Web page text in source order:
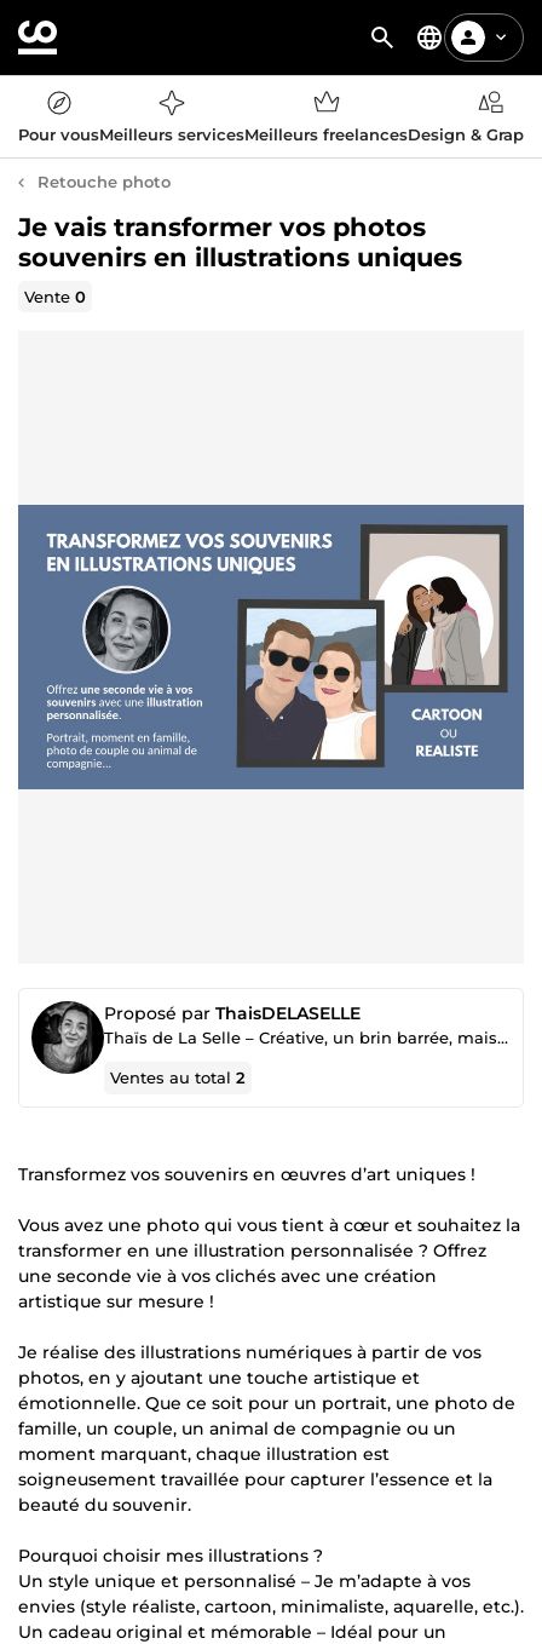
Pour vousMeilleurs servicesMeilleurs freelancesDesign &
Retouche photo
Je vais transformer vos photos
souvenirs en illustrations uniques
Vente0
Proposé par ThaisDELASELLE
Thaïs de La Selle – Créative, un brin barrée, mais toujours inspirée ! 🎨
Ventes au total2
Transformez vos souvenirs en œuvres d’art uniques !
Vous avez une photo qui vous tient à cœur et souhaitez la
transformer en une illustration personnalisée ? Offrez
une seconde vie à vos clichés avec une création
artistique sur mesure !
Je réalise des illustrations numériques à partir de vos
photos, en y ajoutant une touche artistique et
émotionnelle. Que ce soit pour un portrait, une photo de
famille, un couple, un animal de compagnie ou un
moment marquant, chaque illustration est
soigneusement travaillée pour capturer l’essence et la
beauté du souvenir.
Pourquoi choisir mes illustrations ?
Un style unique et personnalisé – Je m’adapte à vos
envies (style réaliste, cartoon, minimaliste, aquarelle, etc.).
Un cadeau original et mémorable – Idéal pour un